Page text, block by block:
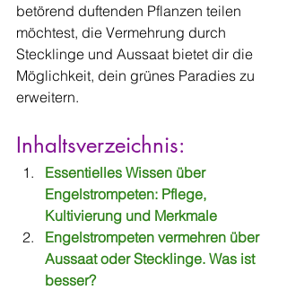
betörend duftenden Pflanzen teilen
möchtest, die Vermehrung durch
Stecklinge und Aussaat bietet dir die
Möglichkeit, dein grünes Paradies zu
erweitern.
Inhaltsverzeichnis:
Essentielles Wissen über
Engelstrompeten: Pflege,
Kultivierung und Merkmale
Engelstrompeten vermehren über
Aussaat oder Stecklinge. Was ist
besser?